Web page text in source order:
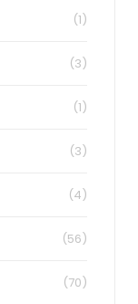
(1)
(3)
(1)
(3)
(4)
(56)
(70)